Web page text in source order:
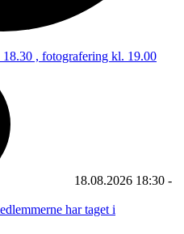
, fotografering kl. 19.00
18.08.2026 18:30 -
har taget i